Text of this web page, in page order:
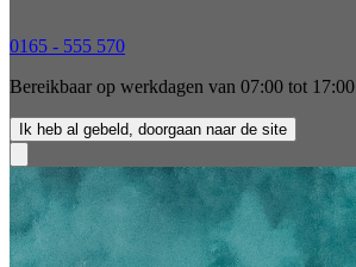
0165 - 555 570
Bereikbaar op werkdagen van 07:00 tot 17:00
Ik heb al gebeld, doorgaan naar de site